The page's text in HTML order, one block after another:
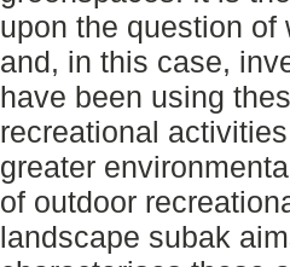
upon the question
and, in this case,
have been using
recreational
greater
of outdoor
landscape subak